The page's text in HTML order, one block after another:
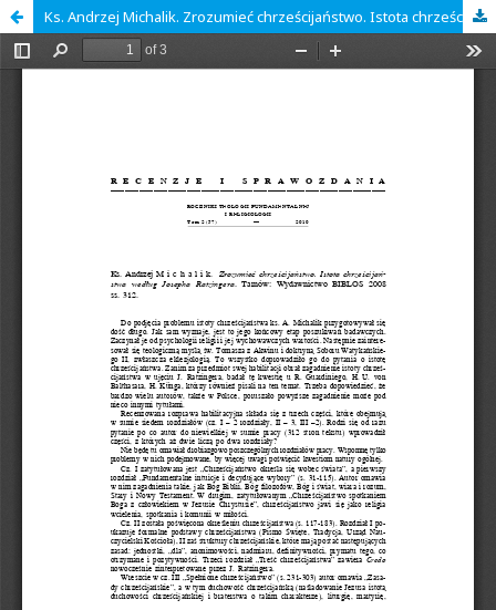
Ks. Andrzej Michalik. Zrozumieć chrześcijaństwo. Istota chrześcijaństwa według Josepha Ratzingera